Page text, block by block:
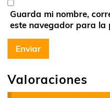
Valoraciones
Guarda mi nombre,
este navegador para la